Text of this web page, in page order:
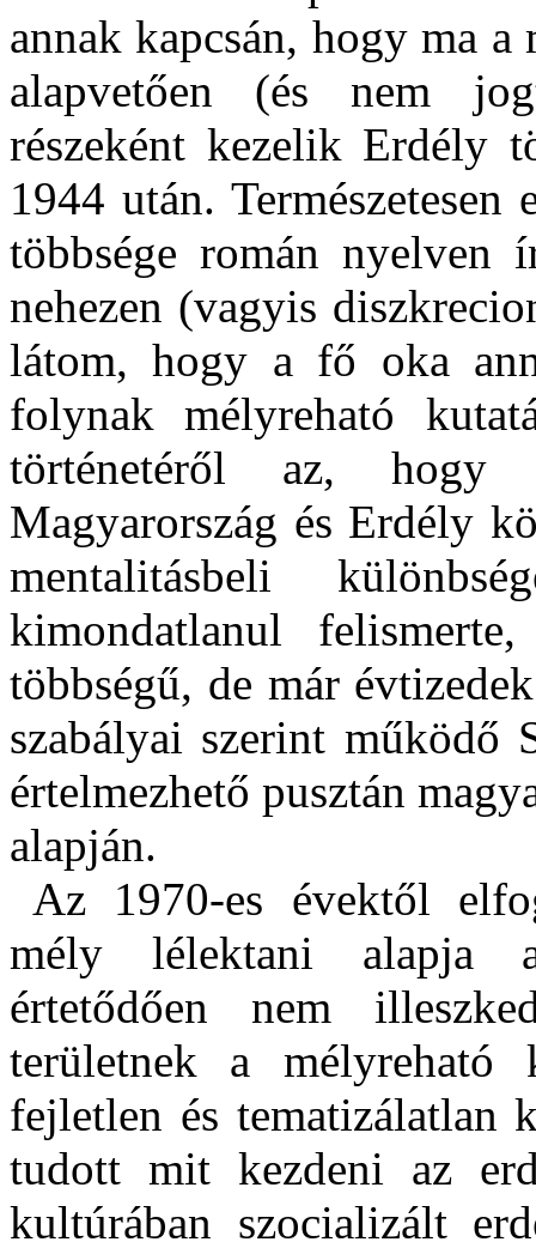
annak kapcsán, hogy ma a
alapvetően (és nem
részeként kezelik Erdély
1944 után.
többsége román nyelven
nehezen (vagyis
látom, hogy a fő oka
folynak mélyreható
történetéről az,
Magyarország és Erdély
mentalitásbeli
kimondatlanul
többségű, de már
szabályai szerint működő
értelmezhető pusztán
alapján.
Az 1970-es évektől
mély lélektani alapja
értetődően nem
területnek a mélyreható
fejletlen és tematizálatlan
tudott mit kezdeni az
kultúrában szocializált